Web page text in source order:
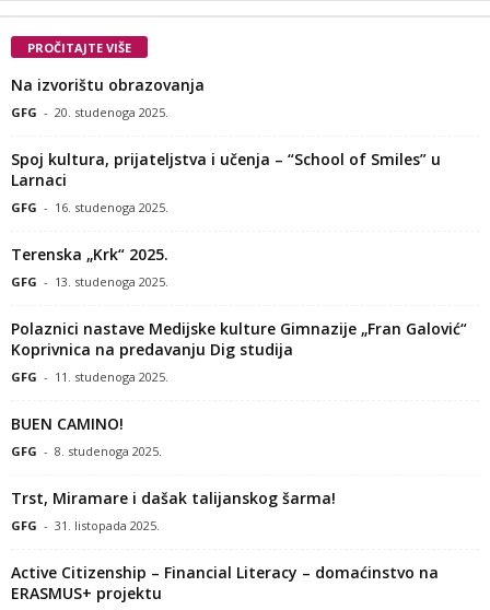
PROČITAJTE VIŠE
Na izvorištu obrazovanja
GFG - 20. studenoga 2025.
Spoj kultura, prijateljstva i učenja – “School of Smiles” u
Larnaci
GFG - 16. studenoga 2025.
Terenska „Krk“ 2025.
GFG - 13. studenoga 2025.
Polaznici nastave Medijske kulture Gimnazije „Fran Galović“
Koprivnica na predavanju Dig studija
GFG - 11. studenoga 2025.
BUEN CAMINO!
GFG - 8. studenoga 2025.
Trst, Miramare i dašak talijanskog šarma!
GFG - 31. listopada 2025.
Active Citizenship – Financial Literacy – domaćinstvo na
ERASMUS+ projektu